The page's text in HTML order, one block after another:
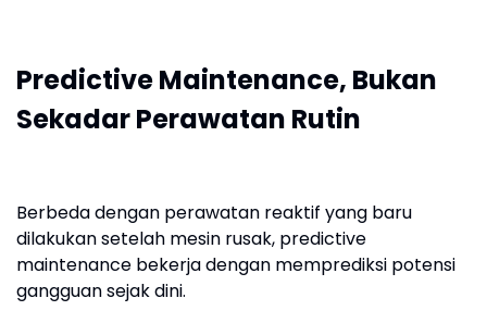
Predictive Maintenance, Bukan
Sekadar Perawatan Rutin
Berbeda dengan perawatan reaktif yang baru
dilakukan setelah mesin rusak, predictive
maintenance bekerja dengan memprediksi potensi
gangguan sejak dini.